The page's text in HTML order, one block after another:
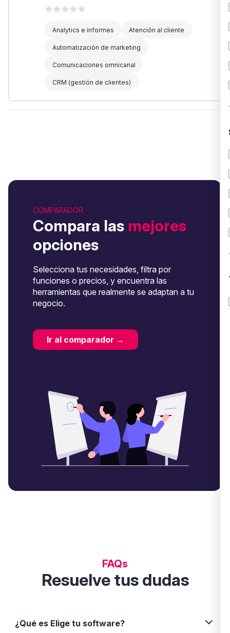
Analytics e informes Atención al cliente
Automatización de marketing
Comunicaciones omnicanal
CRM (gestión de clientes)
COMPARADOR
Compara las mejores
opciones
Selecciona tus necesidades, filtra por
funciones o precios, y encuentra las
herramientas que realmente se adaptan a tu
negocio.
Ir al comparador →
FAQs
Resuelve tus dudas
¿Qué es Elige tu software?